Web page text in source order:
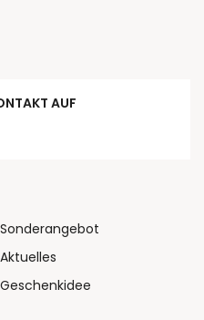
AUF
Sonderangebot
Aktuelles
Geschenkidee